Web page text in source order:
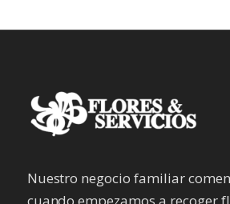
Nuestro negocio familiar